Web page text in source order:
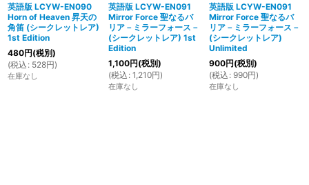
英語版 LCYW-EN090
Horn of Heaven 昇天の
角笛 (シークレットレア)
1st Edition
480円(税別)
(税込 : 528円)
在庫なし
英語版 LCYW-EN091
Mirror Force 聖なるバ
リア－ミラーフォース－
(シークレットレア) 1st
Edition
1,100円(税別)
(税込 : 1,210円)
在庫なし
英語版 LCYW-EN091
Mirror Force 聖なるバ
リア－ミラーフォース－
(シークレットレア)
Unlimited
900円(税別)
(税込 : 990円)
在庫なし